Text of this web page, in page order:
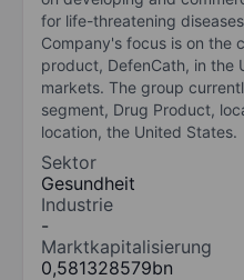
for life-threatening
Company's focus is on the
product, DefenCath, in the
markets. The group
segment, Drug Product,
location, the United States.
Sektor
Gesundheit
Industrie
-
Marktkapitalisierung
0,581328579bn